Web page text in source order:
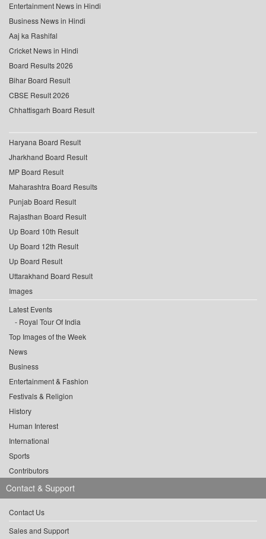
Entertainment News in Hindi
Business News in Hindi
Aaj ka Rashifal
Cricket News in Hindi
Board Results 2026
Bihar Board Result
CBSE Result 2026
Chhattisgarh Board Result
Haryana Board Result
Jharkhand Board Result
MP Board Result
Maharashtra Board Results
Punjab Board Result
Rajasthan Board Result
Up Board 10th Result
Up Board 12th Result
Up Board Result
Uttarakhand Board Result
Images
Latest Events
Royal Tour Of India
Top Images of the Week
News
Business
Entertainment & Fashion
Festivals & Religion
History
Human Interest
International
Sports
Contributors
Contact & Support
Contact Us
Sales and Support